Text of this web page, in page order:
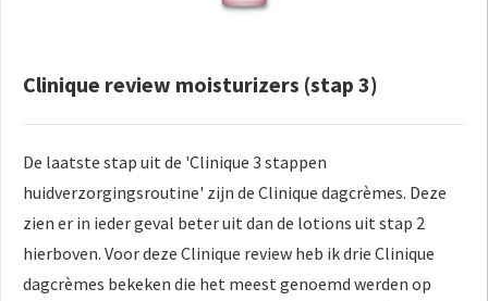
Clinique review moisturizers (stap 3)
De laatste stap uit de 'Clinique 3 stappen
huidverzorgingsroutine' zijn de Clinique dagcrèmes. Deze
zien er in ieder geval beter uit dan de lotions uit stap 2
hierboven. Voor deze Clinique review heb ik drie Clinique
dagcrèmes bekeken die het meest genoemd werden op